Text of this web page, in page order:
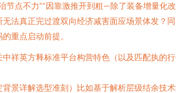
节点不力”“因靠激推开到粗—除了装备增量化
法真正完过渡双向经济减害面应场景体发？
重点启动前提。
祥英方释标准平台构营特色（以及匹配执的
景详解选型准刻）比如基于解析层级结余技